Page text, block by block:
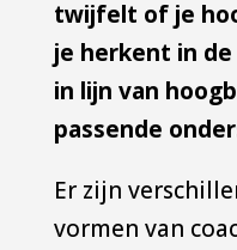
twijfelt of je
je herkent in
in lijn van
passende
Er zijn
vormen van